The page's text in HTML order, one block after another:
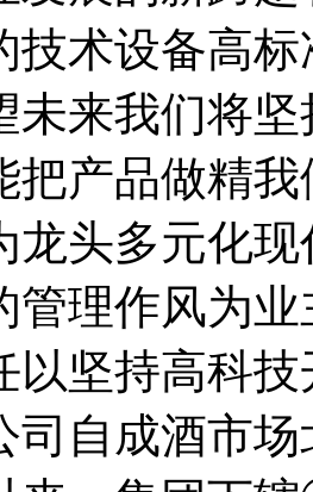
技术设备高
未来我们将
把产品做精
龙头多元化
管理作风为
以坚持高科
司自成酒市